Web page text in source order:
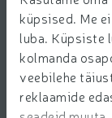
küpsised. Me
luba. Küpsiste
kolmanda
veebilehe
reklaamide